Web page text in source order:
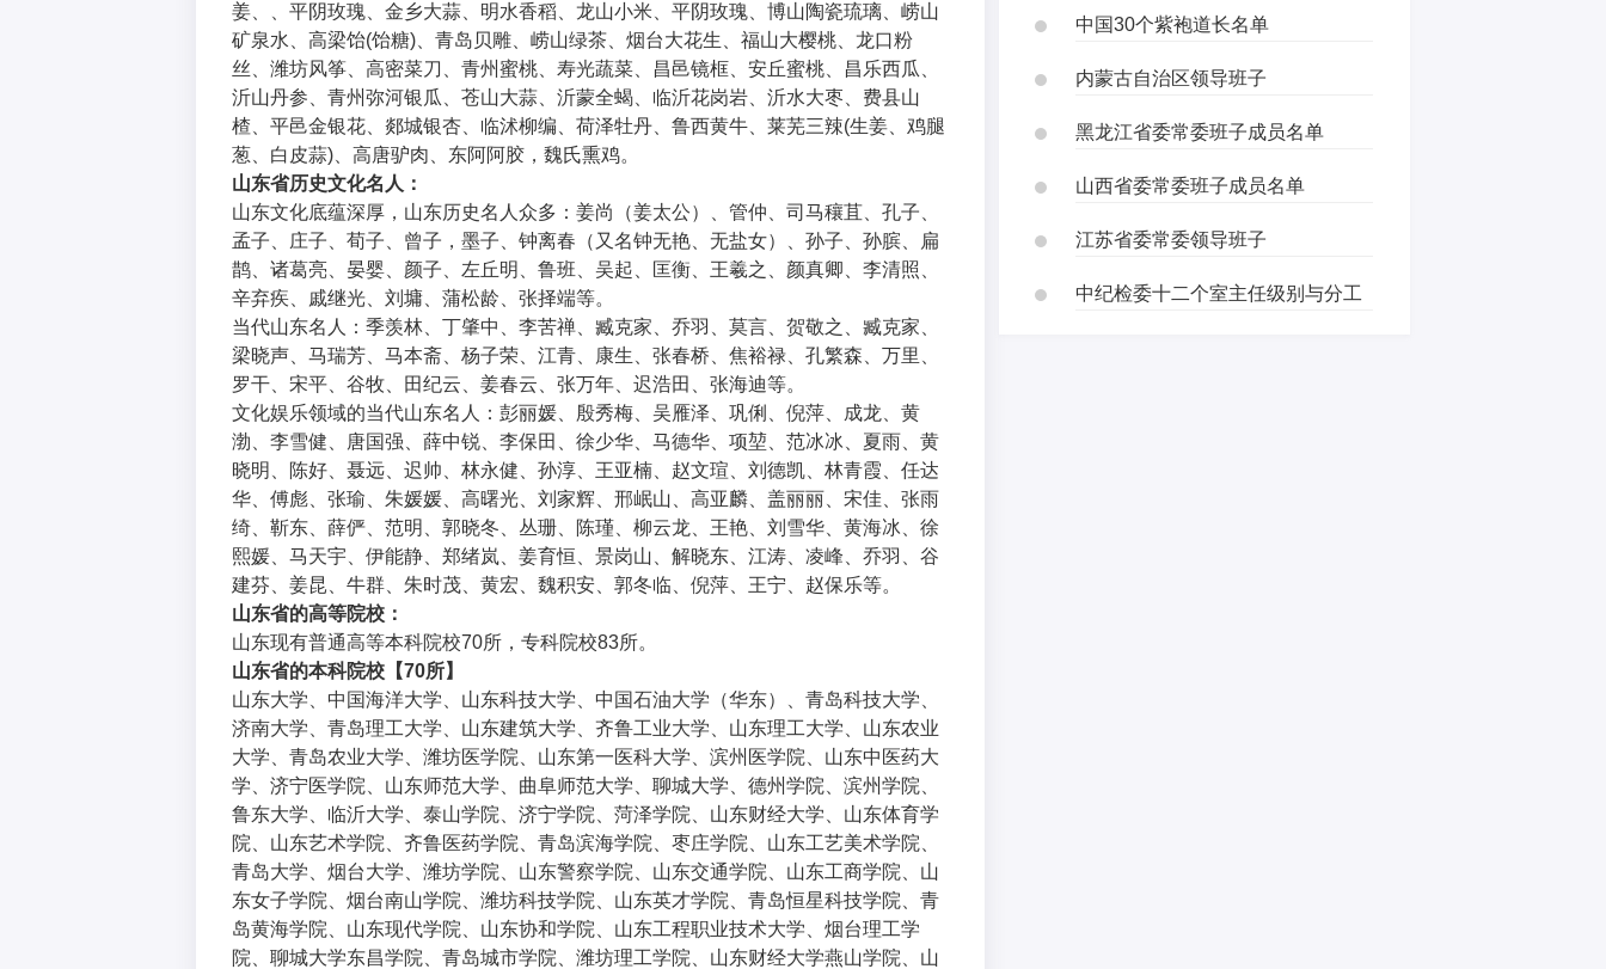
姜、、平阴玫瑰、金乡大蒜、明水香稻、龙山小米、平阴玫瑰、博山陶瓷琉璃、崂山
矿泉水、高梁饴(饴糖)、青岛贝雕、崂山绿茶、烟台大花生、福山大樱桃、龙口粉
丝、潍坊风筝、高密菜刀、青州蜜桃、寿光蔬菜、昌邑镜框、安丘蜜桃、昌乐西瓜、
沂山丹参、青州弥河银瓜、苍山大蒜、沂蒙全蝎、临沂花岗岩、沂水大枣、费县山
楂、平邑金银花、郯城银杏、临沭柳编、荷泽牡丹、鲁西黄牛、莱芜三辣(生姜、鸡腿
葱、白皮蒜)、高唐驴肉、东阿阿胶，魏氏熏鸡。
山东省历史文化名人：
山东文化底蕴深厚，山东历史名人众多：姜尚（姜太公）、管仲、司马穰苴、孔子、
孟子、庄子、荀子、曾子，墨子、钟离春（又名钟无艳、无盐女）、孙子、孙膑、扁
鹊、诸葛亮、晏婴、颜子、左丘明、鲁班、吴起、匡衡、王羲之、颜真卿、李清照、
辛弃疾、戚继光、刘墉、蒲松龄、张择端等。
当代山东名人：季羡林、丁肇中、李苦禅、臧克家、乔羽、莫言、贺敬之、臧克家、
梁晓声、马瑞芳、马本斋、杨子荣、江青、康生、张春桥、焦裕禄、孔繁森、万里、
罗干、宋平、谷牧、田纪云、姜春云、张万年、迟浩田、张海迪等。
文化娱乐领域的当代山东名人：彭丽媛、殷秀梅、吴雁泽、巩俐、倪萍、成龙、黄
渤、李雪健、唐国强、薛中锐、李保田、徐少华、马德华、项堃、范冰冰、夏雨、黄
晓明、陈好、聂远、迟帅、林永健、孙淳、王亚楠、赵文瑄、刘德凯、林青霞、任达
华、傅彪、张瑜、朱媛媛、高曙光、刘家辉、邢岷山、高亚麟、盖丽丽、宋佳、张雨
绮、靳东、薛俨、范明、郭晓冬、丛珊、陈瑾、柳云龙、王艳、刘雪华、黄海冰、徐
熙媛、马天宇、伊能静、郑绪岚、姜育恒、景岗山、解晓东、江涛、凌峰、乔羽、谷
建芬、姜昆、牛群、朱时茂、黄宏、魏积安、郭冬临、倪萍、王宁、赵保乐等。
山东省的高等院校：
山东现有普通高等本科院校70所，专科院校83所。
山东省的本科院校【70所】
山东大学、中国海洋大学、山东科技大学、中国石油大学（华东）、青岛科技大学、
济南大学、青岛理工大学、山东建筑大学、齐鲁工业大学、山东理工大学、山东农业
大学、青岛农业大学、潍坊医学院、山东第一医科大学、滨州医学院、山东中医药大
学、济宁医学院、山东师范大学、曲阜师范大学、聊城大学、德州学院、滨州学院、
鲁东大学、临沂大学、泰山学院、济宁学院、菏泽学院、山东财经大学、山东体育学
院、山东艺术学院、齐鲁医药学院、青岛滨海学院、枣庄学院、山东工艺美术学院、
青岛大学、烟台大学、潍坊学院、山东警察学院、山东交通学院、山东工商学院、山
东女子学院、烟台南山学院、潍坊科技学院、山东英才学院、青岛恒星科技学院、青
岛黄海学院、山东现代学院、山东协和学院、山东工程职业技术大学、烟台理工学
院、聊城大学东昌学院、青岛城市学院、潍坊理工学院、山东财经大学燕山学院、山
中国30个紫袍道长名单
内蒙古自治区领导班子
黑龙江省委常委班子成员名单
山西省委常委班子成员名单
江苏省委常委领导班子
中纪检委十二个室主任级别与分工